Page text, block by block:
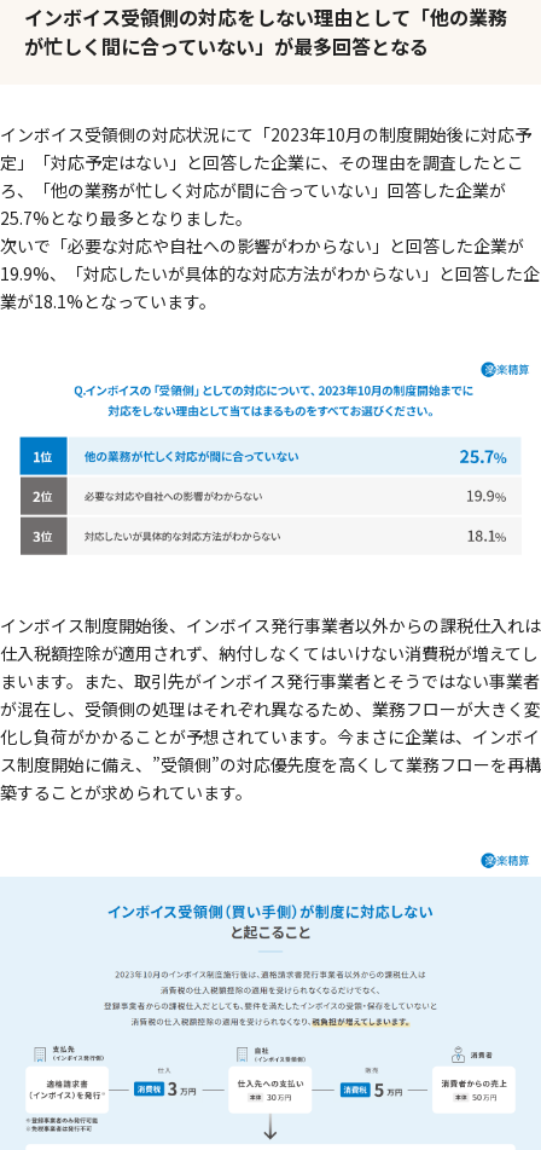
インボイス受領側の対応をしない理由として「他の業務
が忙しく間に合っていない」が最多回答となる
インボイス受領側の対応状況にて「2023年10月の制度開始後に対応予
定」「対応予定はない」と回答した企業に、その理由を調査したとこ
ろ、「他の業務が忙しく対応が間に合っていない」回答した企業が
25.7%となり最多となりました。
次いで「必要な対応や自社への影響がわからない」と回答した企業が
19.9%、「対応したいが具体的な対応方法がわからない」と回答した企
業が18.1%となっています。
インボイス制度開始後、インボイス発行事業者以外からの課税仕入れは
仕入税額控除が適用されず、納付しなくてはいけない消費税が増えてし
まいます。また、取引先がインボイス発行事業者とそうではない事業者
が混在し、受領側の処理はそれぞれ異なるため、業務フローが大きく変
化し負荷がかかることが予想されています。今まさに企業は、インボイ
ス制度開始に備え、”受領側”の対応優先度を高くして業務フローを再構
築することが求められています。